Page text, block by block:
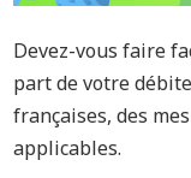
Devez-vous faire
part de votre
françaises, des
applicables.